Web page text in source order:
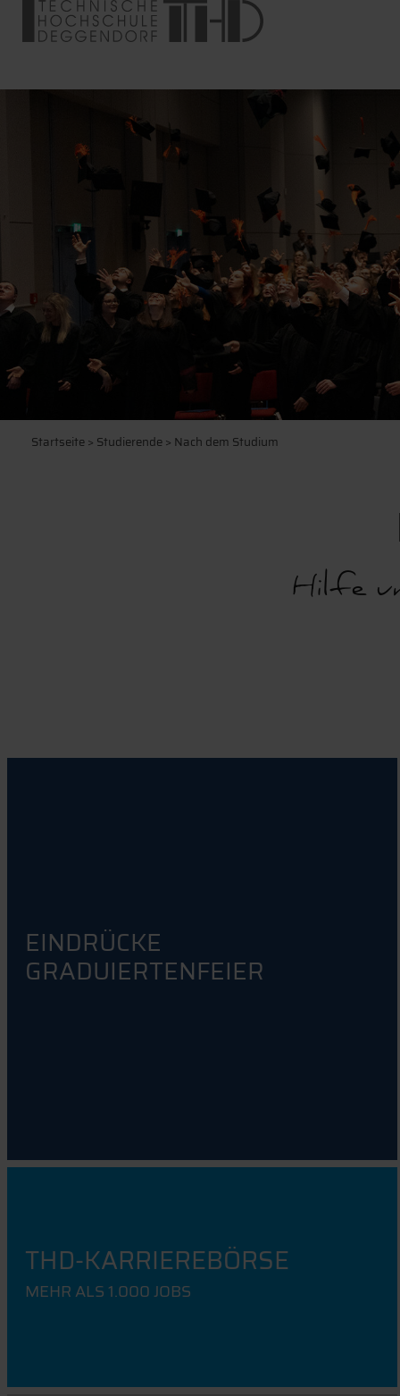
Startseite> Studierende> Nach dem Studium
Hilfe
EINDRÜCKE
GRADUIERTENFEIER
THD-KARRIEREBÖRSE
MEHR ALS 1.000 JOBS